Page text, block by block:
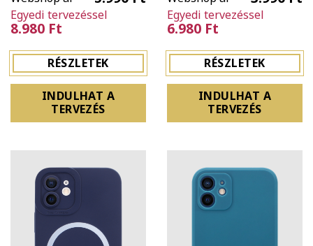
Egyedi tervezéssel
8.980 Ft
RÉSZLETEK
INDULHAT A
TERVEZÉS
Egyedi tervezéssel
6.980 Ft
RÉSZLETEK
INDULHAT A
TERVEZÉS